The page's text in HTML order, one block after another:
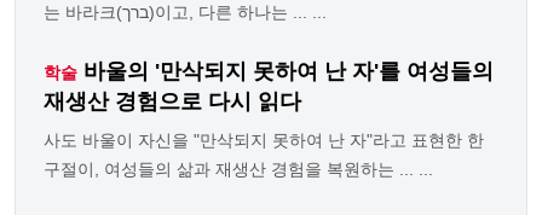
는 바라크(ברך)이고, 다른 하나는 ... ...
학술 바울의 '만삭되지 못하여 난 자'를 여성들의
재생산 경험으로 다시 읽다
사도 바울이 자신을 "만삭되지 못하여 난 자"라고 표현한 한
구절이, 여성들의 삶과 재생산 경험을 복원하는 ... ...